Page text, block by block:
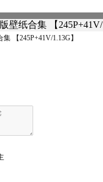
【245P+41V/1.13G】